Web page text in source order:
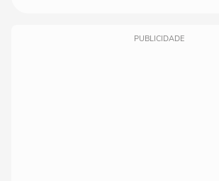
PUBLICIDADE